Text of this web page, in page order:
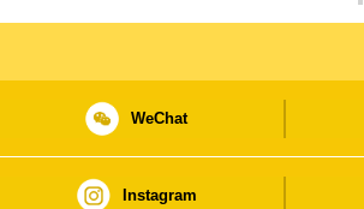
WeChat
Instagram